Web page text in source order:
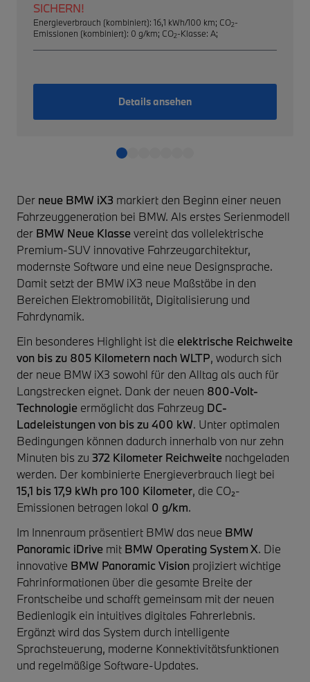
SICHERN!
Energieverbrauch (kombiniert): 16,1 kWh/100 km; CO2-
Emissionen (kombiniert): 0 g/km; CO2-Klasse: A;
Details ansehen
Der neue BMW iX3 markiert den Beginn einer neuen
Fahrzeuggeneration bei BMW. Als erstes Serienmodell
der BMW Neue Klassevereint das vollelektrische
Premium-SUV innovative Fahrzeugarchitektur,
modernste Software und eine neue Designsprache.
Damit setzt der BMW iX3 neue Maßstäbe in den
Bereichen Elektromobilität, Digitalisierung und
Fahrdynamik.
Ein besonderes Highlight ist die elektrische Reichweite
von bis zu 805 Kilometern nach WLTP, wodurch sich
der neue BMW iX3 sowohl für den Alltag als auch für
Langstrecken eignet. Dank der neuen 800-Volt-
Technologie ermöglicht das Fahrzeug DC-
Ladeleistungen von bis zu 400 kW. Unter optimalen
Bedingungen können dadurch innerhalb von nur zehn
Minuten bis zu 372 Kilometer Reichweite nachgeladen
werden. Der kombinierte Energieverbrauch liegt bei
15,1 bis 17,9 kWh pro 100 Kilometer, die CO₂-
Emissionen betragen lokal 0 g/km.
Im Innenraum präsentiert BMW das neue BMW
Panoramic iDrive mit BMW Operating System X. Die
innovative BMW Panoramic Vision projiziert wichtige
Fahrinformationen über die gesamte Breite der
Frontscheibe und schafft gemeinsam mit der neuen
Bedienlogik ein intuitives digitales Fahrerlebnis.
Ergänzt wird das System durch intelligente
Sprachsteuerung, moderne Konnektivitätsfunktionen
und regelmäßige Software-Updates.